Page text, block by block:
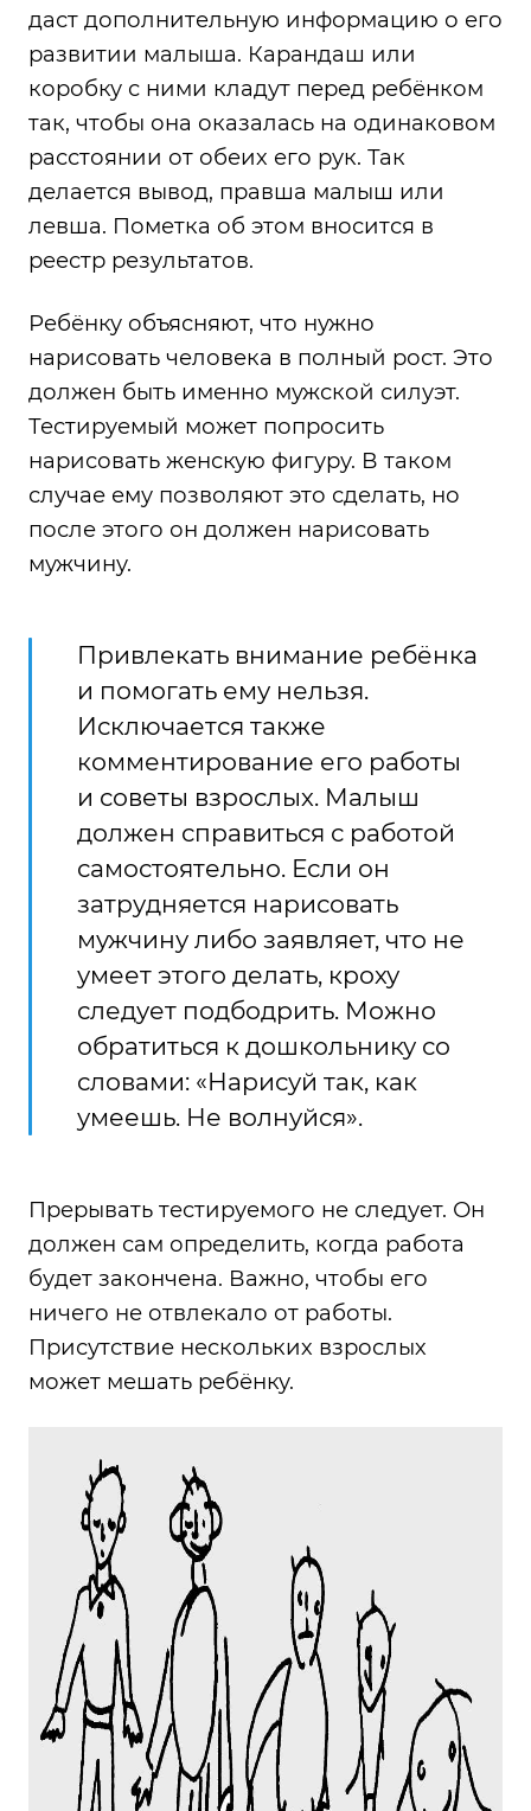
даст дополнительную информацию о его
развитии малыша. Карандаш или
коробку с ними кладут перед ребёнком
так, чтобы она оказалась на одинаковом
расстоянии от обеих его рук. Так
делается вывод, правша малыш или
левша. Пометка об этом вносится в
реестр результатов.
Ребёнку объясняют, что нужно
нарисовать человека в полный рост. Это
должен быть именно мужской силуэт.
Тестируемый может попросить
нарисовать женскую фигуру. В таком
случае ему позволяют это сделать, но
после этого он должен нарисовать
мужчину.
Привлекать внимание ребёнка
и помогать ему нельзя.
Исключается также
комментирование его работы
и советы взрослых. Малыш
должен справиться с работой
самостоятельно. Если он
затрудняется нарисовать
мужчину либо заявляет, что не
умеет этого делать, кроху
следует подбодрить. Можно
обратиться к дошкольнику со
словами: «Нарисуй так, как
умеешь. Не волнуйся».
Прерывать тестируемого не следует. Он
должен сам определить, когда работа
будет закончена. Важно, чтобы его
ничего не отвлекало от работы.
Присутствие нескольких взрослых
может мешать ребёнку.